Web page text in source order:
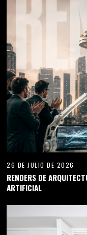
26 DE JULIO DE 2026
RENDERS DE
ARTIFICIAL